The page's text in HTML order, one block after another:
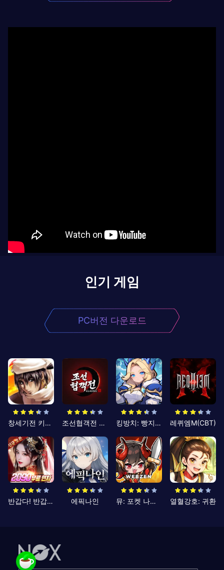
인기 게임
PC버전 다운로드
창세기전 키우기 조선협객전 클래식 킹방치: 빵지의 제왕 레퀴엠M(CBT)
반갑다! 반갑삼국지 에픽나인 뮤: 포켓 나이츠 열혈강호: 귀환